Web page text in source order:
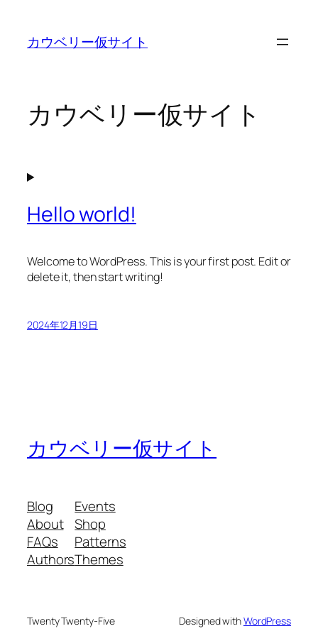
カウベリー仮サイト
カウベリー仮サイト
Hello world!
Welcome to WordPress. This is your first post. Edit or
delete it, then start writing!
2024年12月19日
カウベリー仮サイト
Blog
About
FAQs
Authors
Events
Shop
Patterns
Themes
Twenty Twenty-Five Designed withWordPress